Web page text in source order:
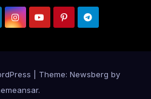
Theme: Newsberg by
.